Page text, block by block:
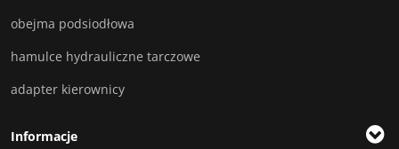
obejma podsiodłowa
hamulce hydrauliczne tarczowe
adapter kierownicy
Informacje